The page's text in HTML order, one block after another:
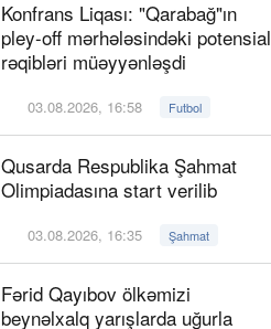
Konfrans Liqası: "Qarabağ"ın
pley-off mərhələsindəki potensial
rəqibləri müəyyənləşdi
03.08.2026, 16:58 Futbol
Qusarda Respublika Şahmat
Olimpiadasına start verilib
03.08.2026, 16:35 Şahmat
Fərid Qayıbov ölkəmizi
beynəlxalq yarışlarda uğurla